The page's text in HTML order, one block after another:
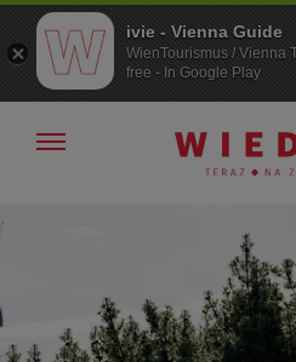
Pokaż/ukryj
ivie - Vienna Guide
WienTourismus / Vienna
free - In Google Play